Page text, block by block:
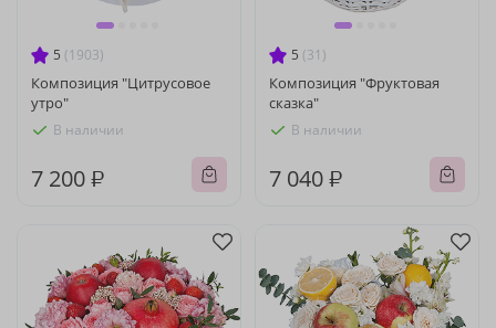
5 (1903)
Композиция "Цитрусовое
утро"
В наличии
7 200 ₽
5 (31)
Композиция "Фруктовая
сказка"
В наличии
7 040 ₽